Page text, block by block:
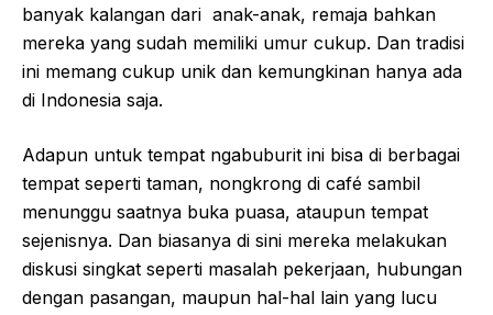
banyak kalangan dari anak-anak, remaja bahkan
mereka yang sudah memiliki umur cukup. Dan tradisi
ini memang cukup unik dan kemungkinan hanya ada
di Indonesia saja.
Adapun untuk tempat ngabuburit ini bisa di berbagai
tempat seperti taman, nongkrong di café sambil
menunggu saatnya buka puasa, ataupun tempat
sejenisnya. Dan biasanya di sini mereka melakukan
diskusi singkat seperti masalah pekerjaan, hubungan
dengan pasangan, maupun hal-hal lain yang lucu